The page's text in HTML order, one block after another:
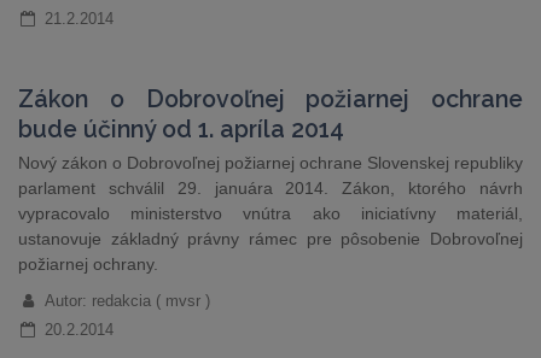
21.2.2014
Zákon o Dobrovoľnej požiarnej ochrane
bude účinný od 1. apríla 2014
Nový zákon o Dobrovoľnej požiarnej ochrane Slovenskej republiky
parlament schválil 29. januára 2014. Zákon, ktorého návrh
vypracovalo ministerstvo vnútra ako iniciatívny materiál,
ustanovuje základný právny rámec pre pôsobenie Dobrovoľnej
požiarnej ochrany.
Autor: redakcia ( mvsr )
20.2.2014